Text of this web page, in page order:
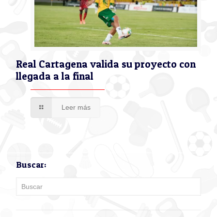
Real Cartagena valida su proyecto con
llegada a la final
Leer más
Buscar: